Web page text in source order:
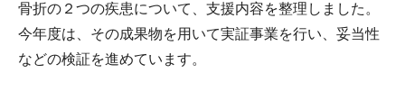
骨折の２つの疾患について、支援内容を整理しました。
今年度は、その成果物を用いて実証事業を行い、妥当性
などの検証を進めています。